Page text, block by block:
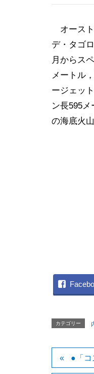
オースト
デ・タゴ
月からス
メートル
ージェッ
ン長595
の海底火
カテゴリー
●「コ